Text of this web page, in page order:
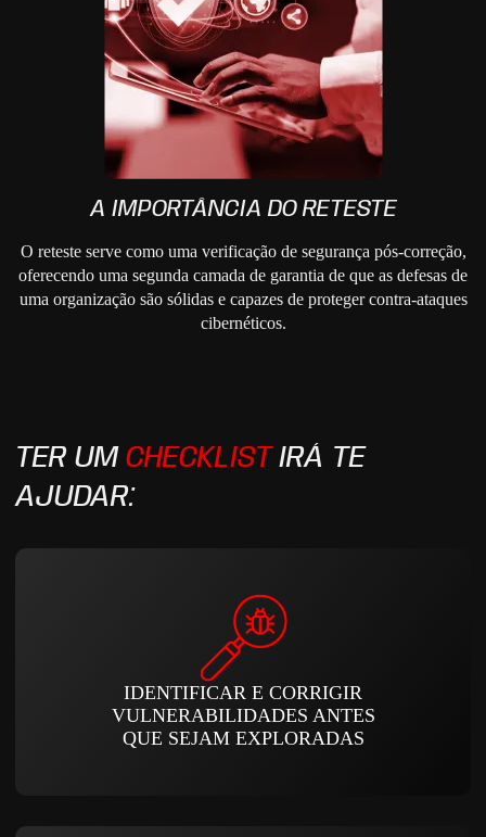
A IMPORTÂNCIA DO RETESTE
O reteste serve como uma verificação de segurança pós-correção,
oferecendo uma segunda camada de garantia de que as defesas de
uma organização são sólidas e capazes de proteger contra-ataques
cibernéticos.
TER UM CHECKLISTIRÁ TE
AJUDAR:
IDENTIFICAR E CORRIGIR
VULNERABILIDADES ANTES
QUE SEJAM EXPLORADAS